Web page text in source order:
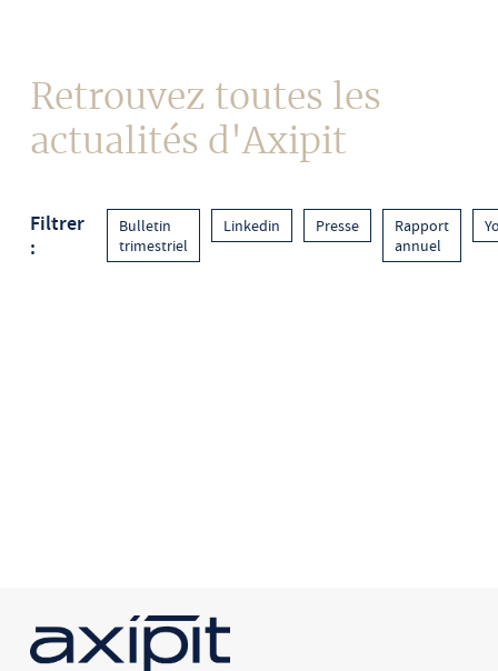
Retrouvez toutes les
actualités d'Axipit
Filtrer
:
Bulletin
trimestriel
Linkedin Presse
Rapport
annuel